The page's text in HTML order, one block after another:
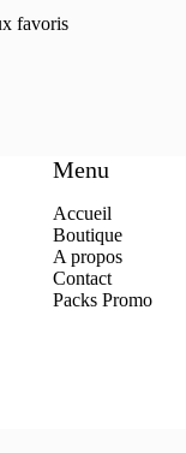
favoris
Menu
Accueil
Boutique
A propos
Contact
Packs Promo